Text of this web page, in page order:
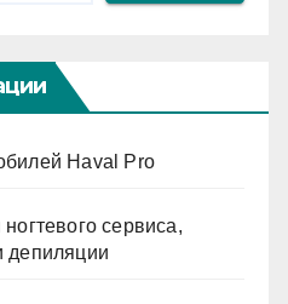
Haval Pro
сервиса,
депиляции